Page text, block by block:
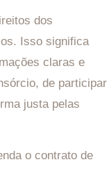
dos
Isso significa
claras e
de participar
justa pelas
o contrato de